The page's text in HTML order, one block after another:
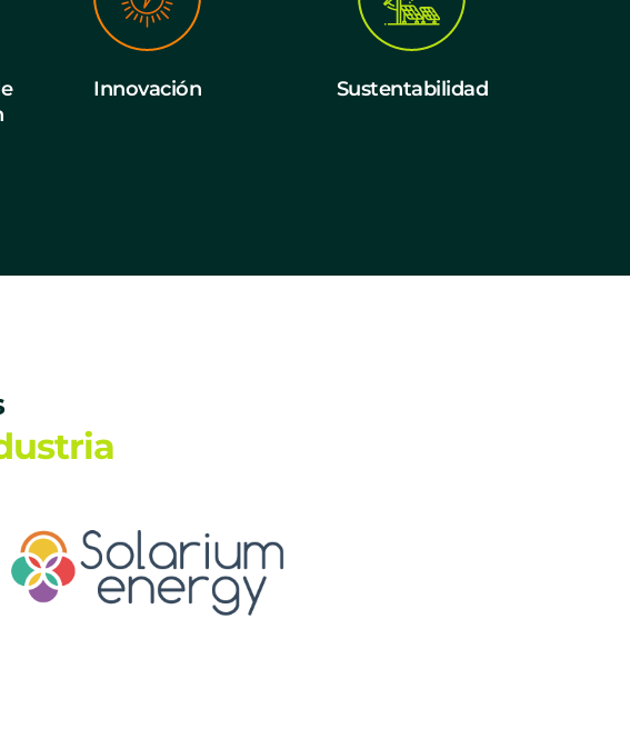
Innovación Sustentabilidad